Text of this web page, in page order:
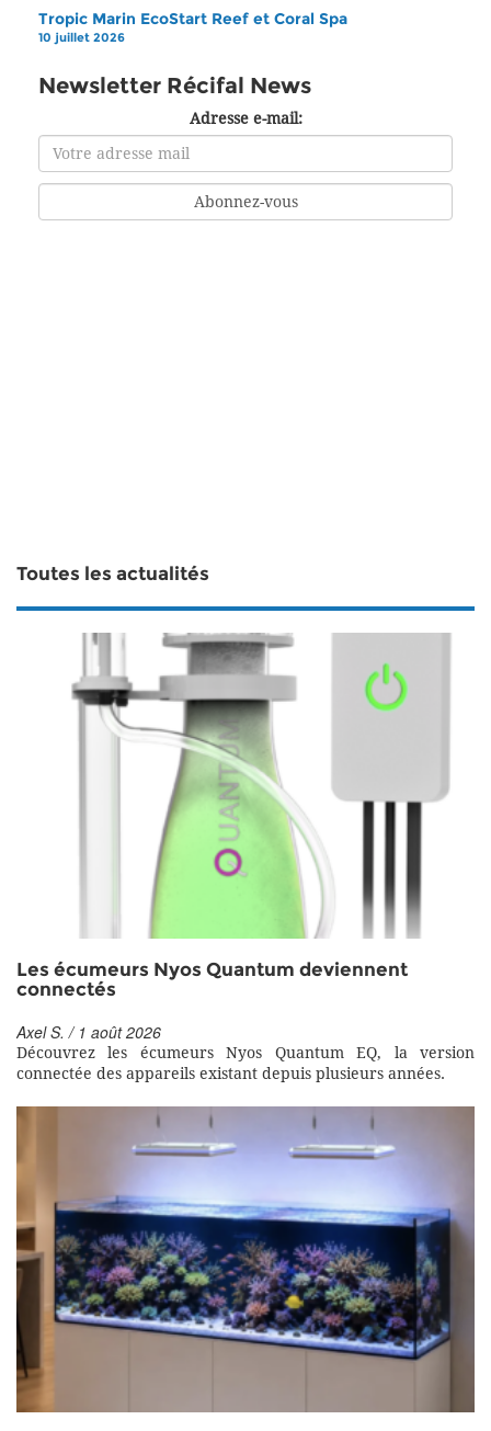
Tropic Marin EcoStart Reef et Coral Spa
10 juillet 2026
Newsletter Récifal News
Adresse e-mail:
Toutes les actualités
Les écumeurs Nyos Quantum deviennent
connectés
Axel S. / 1 août 2026
Découvrez les écumeurs Nyos Quantum EQ, la version
connectée des appareils existant depuis plusieurs années.